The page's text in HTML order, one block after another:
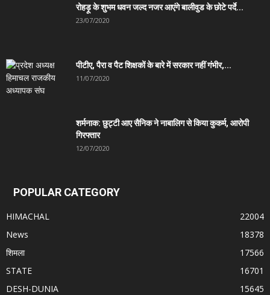
रोहड़ू के शुभम धवन जल्द नजर आएंगे बालीवुड के छोटे पर्दे...
23/07/2020
पीटीए, पैरा व पैट शिक्षकों के बारे में सरकार नहीं गंभीर,...
11/07/2020
शर्मनाक: छुट्टी आए सैनिक ने नाबालिग से किया कुकर्म, आरोपी
गिरफ्तार
12/07/2020
POPULAR CATEGORY
HIMACHAL
22004
News
18378
शिमला
17566
STATE
16701
DESH-DUNIA
15645